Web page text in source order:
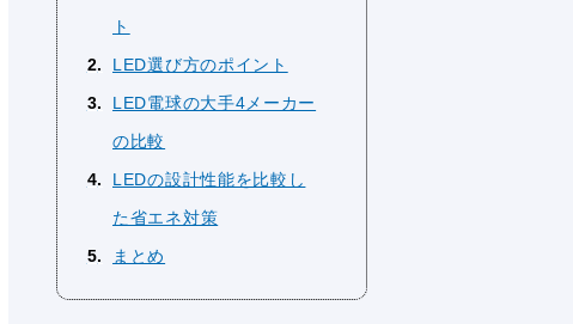
ト
2
LED選び方のポイント
3
LED電球の大手4メーカー
の比較
4
LEDの設計性能を比較し
た省エネ対策
5
まとめ